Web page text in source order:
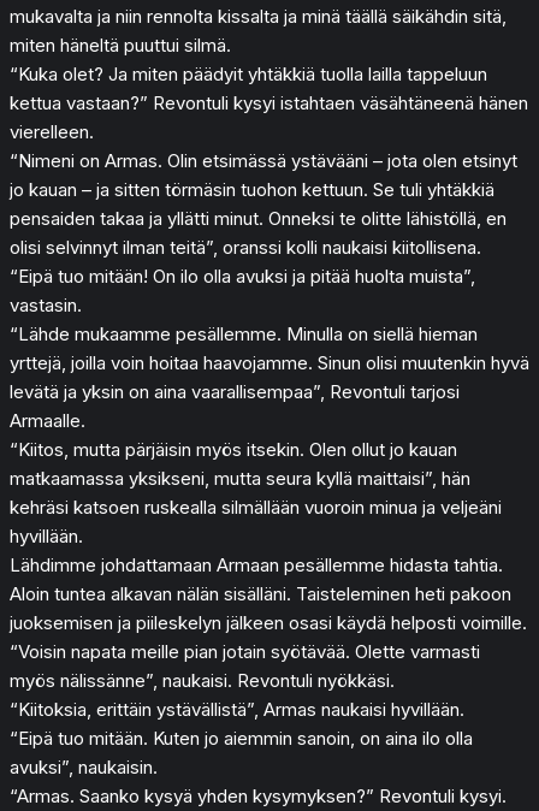
mukavalta ja niin rennolta kissalta ja minä täällä säikähdin sitä,
miten häneltä puuttui silmä.
“Kuka olet? Ja miten päädyit yhtäkkiä tuolla lailla tappeluun
kettua vastaan?” Revontuli kysyi istahtaen väsähtäneenä hänen
vierelleen.
“Nimeni on Armas. Olin etsimässä ystävääni – jota olen etsinyt
jo kauan – ja sitten törmäsin tuohon kettuun. Se tuli yhtäkkiä
pensaiden takaa ja yllätti minut. Onneksi te olitte lähistöllä, en
olisi selvinnyt ilman teitä”, oranssi kolli naukaisi kiitollisena.
“Eipä tuo mitään! On ilo olla avuksi ja pitää huolta muista”,
vastasin.
“Lähde mukaamme pesällemme. Minulla on siellä hieman
yrttejä, joilla voin hoitaa haavojamme. Sinun olisi muutenkin hyvä
levätä ja yksin on aina vaarallisempaa”, Revontuli tarjosi
Armaalle.
“Kiitos, mutta pärjäisin myös itsekin. Olen ollut jo kauan
matkaamassa yksikseni, mutta seura kyllä maittaisi”, hän
kehräsi katsoen ruskealla silmällään vuoroin minua ja veljeäni
hyvillään.
Lähdimme johdattamaan Armaan pesällemme hidasta tahtia.
Aloin tuntea alkavan nälän sisälläni. Taisteleminen heti pakoon
juoksemisen ja piileskelyn jälkeen osasi käydä helposti voimille.
“Voisin napata meille pian jotain syötävää. Olette varmasti
myös nälissänne”, naukaisi. Revontuli nyökkäsi.
“Kiitoksia, erittäin ystävällistä”, Armas naukaisi hyvillään.
“Eipä tuo mitään. Kuten jo aiemmin sanoin, on aina ilo olla
avuksi”, naukaisin.
“Armas. Saanko kysyä yhden kysymyksen?” Revontuli kysyi.